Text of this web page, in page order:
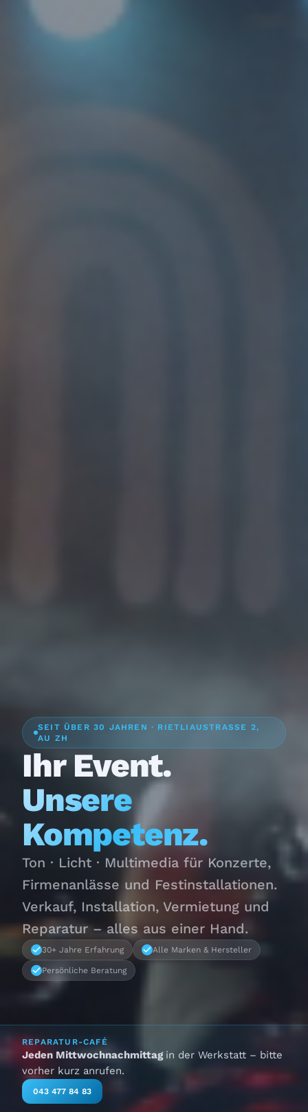
SEIT ÜBER 30 JAHREN · RIETLIAUSTRASSE 2,
AU ZH
Ihr Event.
Unsere
Kompetenz.
Ton · Licht · Multimedia für Konzerte,
Firmenanlässe und Festinstallationen.
Verkauf, Installation, Vermietung und
Reparatur – alles aus einer Hand.
30+ Jahre Erfahrung Alle Marken & Hersteller
Persönliche Beratung
REPARATUR-CAFÉ
Jeden Mittwochnachmittag in der Werkstatt – bitte
vorher kurz anrufen.
043 477 84 83